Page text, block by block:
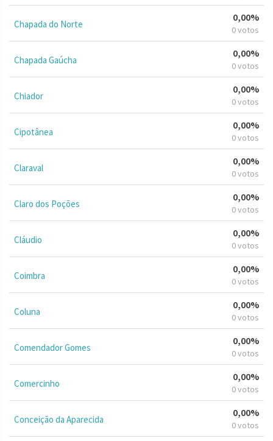
Chapada do Norte
0,00%
0 votos
Chapada Gaúcha
0,00%
0 votos
Chiador
0,00%
0 votos
Cipotânea
0,00%
0 votos
Claraval
0,00%
0 votos
Claro dos Poções
0,00%
0 votos
Cláudio
0,00%
0 votos
Coimbra
0,00%
0 votos
Coluna
0,00%
0 votos
Comendador Gomes
0,00%
0 votos
Comercinho
0,00%
0 votos
Conceição da Aparecida
0,00%
0 votos